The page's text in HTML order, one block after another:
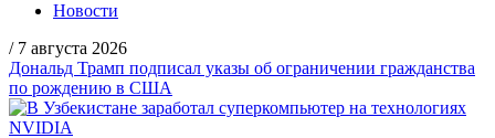
Новости
/ 7 августа 2026
Дональд Трамп подписал указы об ограничении гражданства
по рождению в США